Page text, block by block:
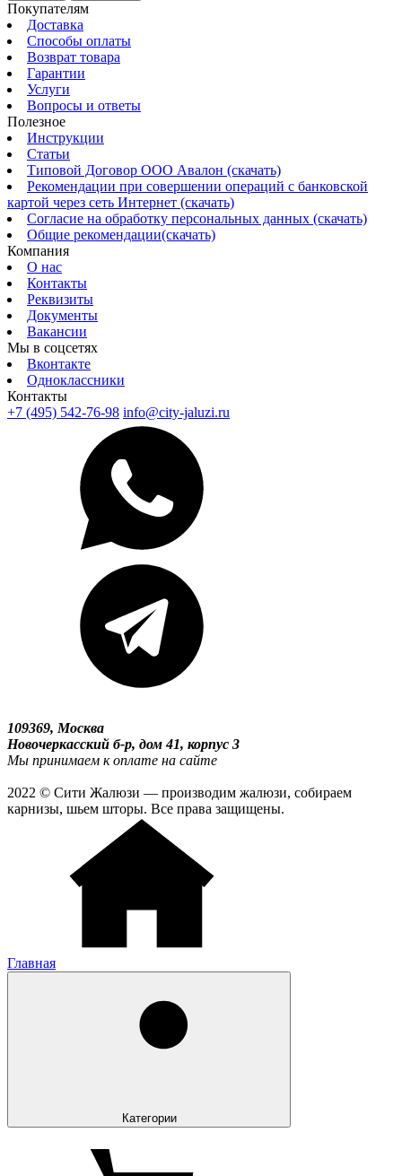
Покупателям
Доставка
Способы оплаты
Возврат товара
Гарантии
Услуги
Вопросы и ответы
Полезное
Инструкции
Статьи
Типовой Договор ООО Авалон (скачать)
Рекомендации при совершении операций с банковской
картой через сеть Интернет (скачать)
Согласие на обработку персональных данных (скачать)
Общие рекомендации(скачать)
Компания
О нас
Контакты
Реквизиты
Документы
Вакансии
Мы в соцсетях
Вконтакте
Одноклассники
Контакты
+7 (495) 542-76-98 info@city-jaluzi.ru
109369, Москва
Новочеркасский б-р, дом 41, корпус 3
Мы принимаем к оплате на сайте
2022 © Сити Жалюзи — производим жалюзи, собираем
карнизы, шьем шторы. Все права защищены.
Главная
Категории